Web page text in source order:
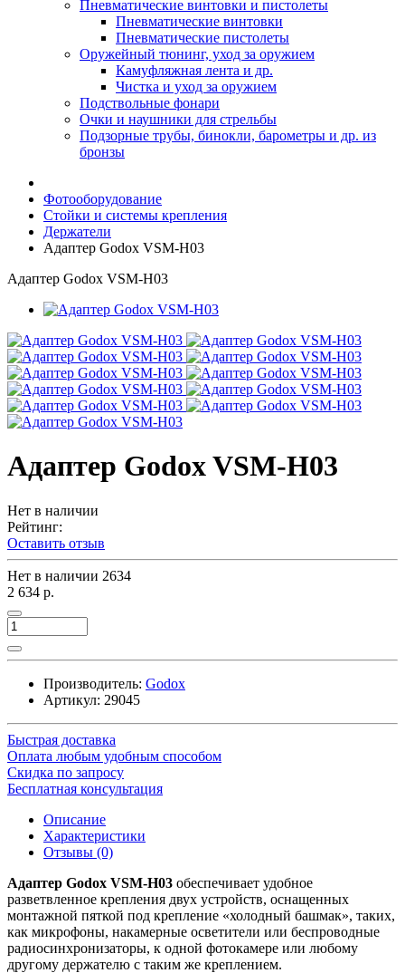
Пневматические винтовки и пистолеты
Пневматические винтовки
Пневматические пистолеты
Оружейный тюнинг, уход за оружием
Камуфляжная лента и др.
Чистка и уход за оружием
Подствольные фонари
Очки и наушники для стрельбы
Подзорные трубы, бинокли, барометры и др. из
бронзы
Фотооборудование
Стойки и системы крепления
Держатели
Адаптер Godox VSM-H03
Адаптер Godox VSM-H03
Адаптер Godox VSM-H03
Нет в наличии
Рейтинг:
Оставить отзыв
Нет в наличии 2634
2 634 р.
Производитель: Godox
Артикул: 29045
Быстрая доставка
Оплата любым удобным способом
Скидка по запросу
Бесплатная консультация
Описание
Характеристики
Отзывы (0)
Адаптер Godox VSM-H03 обеспечивает удобное
разветвленное крепления двух устройств, оснащенных
монтажной пяткой под крепление «холодный башмак», таких,
как микрофоны, накамерные осветители или беспроводные
радиосинхронизаторы, к одной фотокамере или любому
другому держателю с таким же креплением.